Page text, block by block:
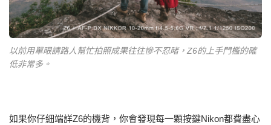
以前用單眼請路人幫忙拍照成果往往慘不忍睹，Z6的上手門檻的確
低非常多。
如果你仔細端詳Z6的機背，你會發現每一顆按鍵Nikon都費盡心